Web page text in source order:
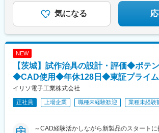
気になる
NEW
【茨城】試作治具の設計・評価◆ポテ
◆CAD使用◆年休128日◆東証プライ
イリソ電子工業株式会社
正社員 上場企業 職種未経験歓迎 業種未経験
～CAD経験活かしながら新製品のスタート